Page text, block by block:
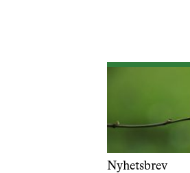
Nyhetsbrev